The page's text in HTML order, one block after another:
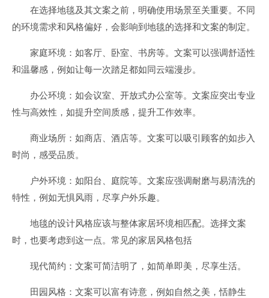
在选择地毯及其文案之前，明确使用场景至关重要。不同
的环境需求和风格偏好，会影响到地毯的选择和文案的制定。
家庭环境：如客厅、卧室、书房等。文案可以强调舒适性
和温馨感，例如让每一次踏足都如同云端漫步。
办公环境：如会议室、开放式办公室等。文案应突出专业
性与高效性，如提升空间质感，提升工作效率。
商业场所：如商店、酒店等。文案可以吸引顾客的如步入
时尚，感受品质。
户外环境：如阳台、庭院等。文案应强调耐磨与易清洗的
特性，例如无惧风雨，尽享户外乐趣。
地毯的设计风格应该与整体家居环境相匹配。选择文案
时，也要考虑到这一点。常见的家居风格包括
现代简约：文案可简洁明了，如简单即美，尽享生活。
田园风格：文案可以富有诗意，例如自然之美，恬静生